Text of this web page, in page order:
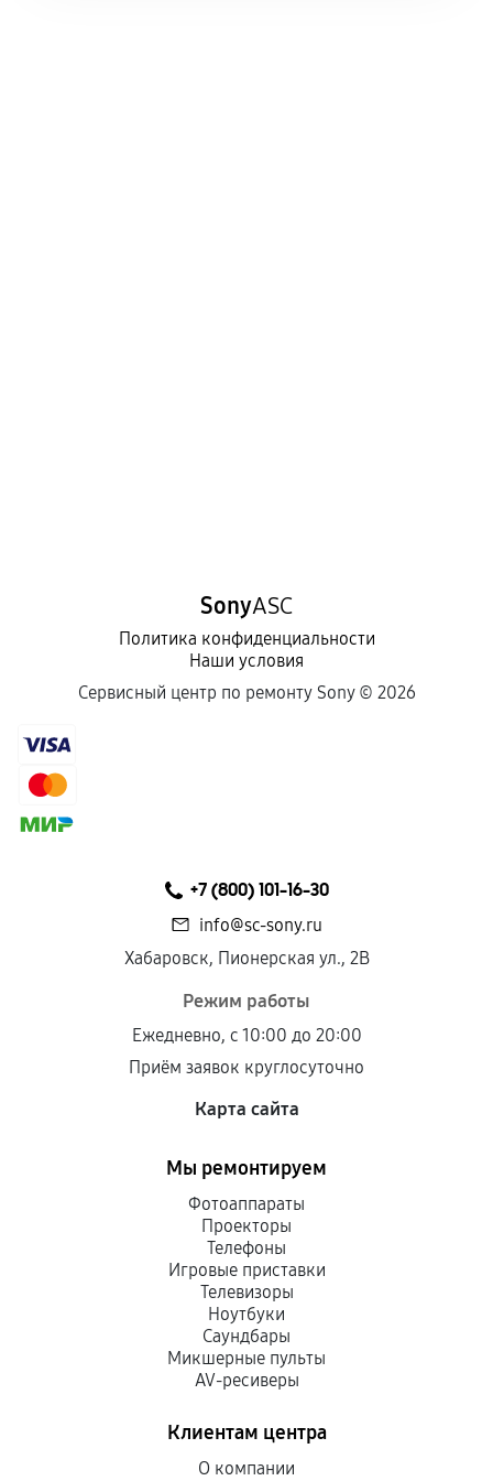
SonyASC
Политика конфиденциальности
Наши условия
Сервисный центр по ремонту Sony © 2026
+7 (800) 101-16-30
info@sc-sony.ru
Хабаровск, Пионерская ул., 2В
Режим работы
Ежедневно, с 10:00 до 20:00
Приём заявок круглосуточно
Карта сайта
Мы ремонтируем
Фотоаппараты
Проекторы
Телефоны
Игровые приставки
Телевизоры
Ноутбуки
Саундбары
Микшерные пульты
AV-ресиверы
Клиентам центра
О компании